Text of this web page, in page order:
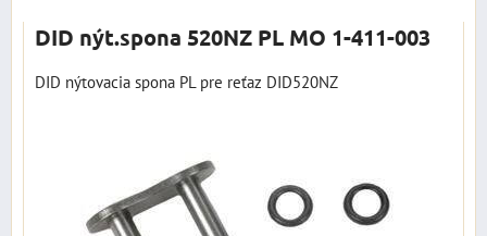
DID nýt.spona 520NZ PL MO 1-411-003
DID nýtovacia spona PL pre reťaz DID520NZ